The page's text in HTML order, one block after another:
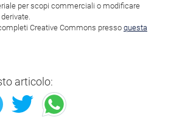
per scopi commerciali o modificare
Creative Commons presso questa
articolo: